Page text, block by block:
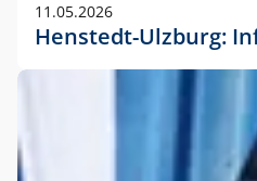
11.05.2026
Henstedt-Ulzburg: